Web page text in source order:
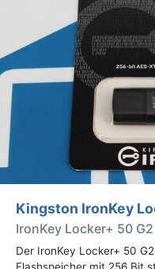
Kingston IronKey
IronKey Locker+ 50
Der IronKey Locker+ 50
Flashspeicher mit 256 Bit